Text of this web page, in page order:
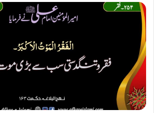
2
5
4
۔
ف
ق